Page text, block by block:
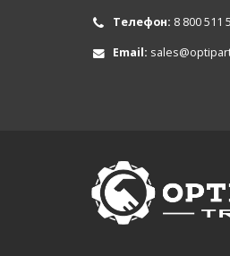
Телефон: 8 800 511
Email: